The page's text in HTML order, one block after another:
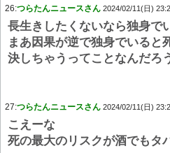
26:つらたんニュースさん 2024/02/11(日)
長生きしたくないなら独身で
まあ因果が逆で独身でいると
決しちゃうってことなんだろ
27:つらたんニュースさん 2024/02/11(日)
こえーな
死の最大のリスクが酒でもタ